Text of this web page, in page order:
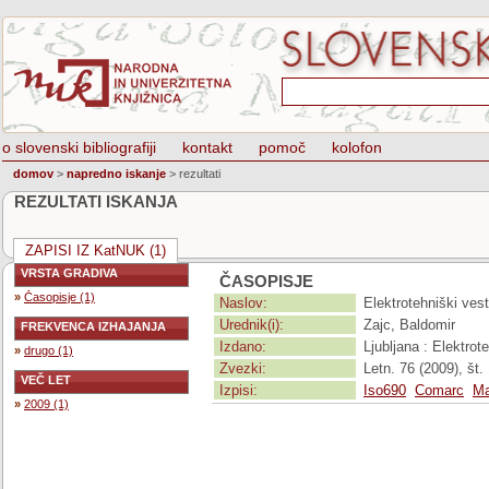
o slovenski bibliografiji kontakt pomoč kolofon
domov > napredno iskanje > rezultati
REZULTATI ISKANJA
ZAPISI IZ KatNUK (1)
VRSTA GRADIVA
» Časopisje (1)
FREKVENCA IZHAJANJA
» drugo (1)
VEČ LET
» 2009 (1)
ČASOPISJE
Naslov:
Elektrotehniški
Urednik(i):
Zajc, Baldomir
Izdano:
Ljubljana :
Zvezki:
Letn. 76 (2009), št.
Izpisi:
Iso690 Comarc